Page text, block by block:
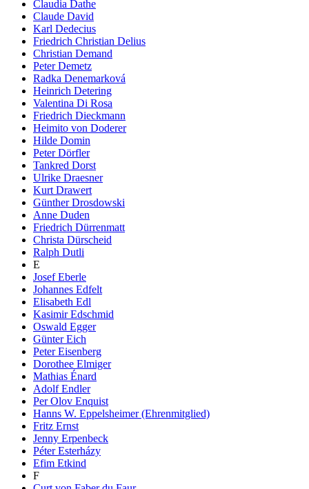
Claudia Dathe
Claude David
Karl Dedecius
Friedrich Christian Delius
Christian Demand
Peter Demetz
Radka Denemarková
Heinrich Detering
Valentina Di Rosa
Friedrich Dieckmann
Heimito von Doderer
Hilde Domin
Peter Dörfler
Tankred Dorst
Ulrike Draesner
Kurt Drawert
Günther Drosdowski
Anne Duden
Friedrich Dürrenmatt
Christa Dürscheid
Ralph Dutli
E
Josef Eberle
Johannes Edfelt
Elisabeth Edl
Kasimir Edschmid
Oswald Egger
Günter Eich
Peter Eisenberg
Dorothee Elmiger
Mathias Énard
Adolf Endler
Per Olov Enquist
Hanns W. Eppelsheimer (Ehrenmitglied)
Fritz Ernst
Jenny Erpenbeck
Péter Esterházy
Efim Etkind
F